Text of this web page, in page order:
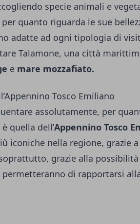
specie animali e
quanto riguarda le sue
adatte ad ogni tipologia di
Talamone, una città
e mare mozzafiato.
Tosco Emiliano
assolutamente, per
quella dell’Appennino Tosco
iconiche nella regione, grazie a
grazie alla
di rapportarsi